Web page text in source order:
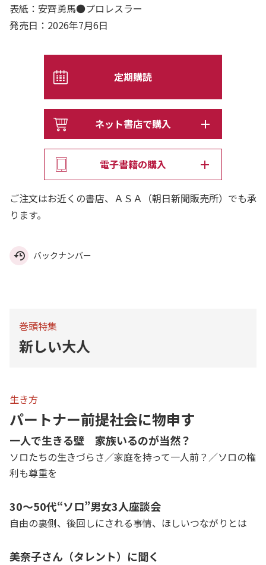
表紙：安齊勇馬●プロレスラー
発売日：2026年7月6日
定期購読
ネット書店で購入
電子書籍の購入
ご注文はお近くの書店、ＡＳＡ（朝日新聞販売所）でも承
ります。
バックナンバー
巻頭特集
新しい大人
生き方
パートナー前提社会に物申す
一人で生きる壁 家族いるのが当然？
ソロたちの生きづらさ／家庭を持って一人前？／ソロの権
利も尊重を
30～50代“ソロ”男女3人座談会
自由の裏側、後回しにされる事情、ほしいつながりとは
美奈子さん（タレント）に聞く